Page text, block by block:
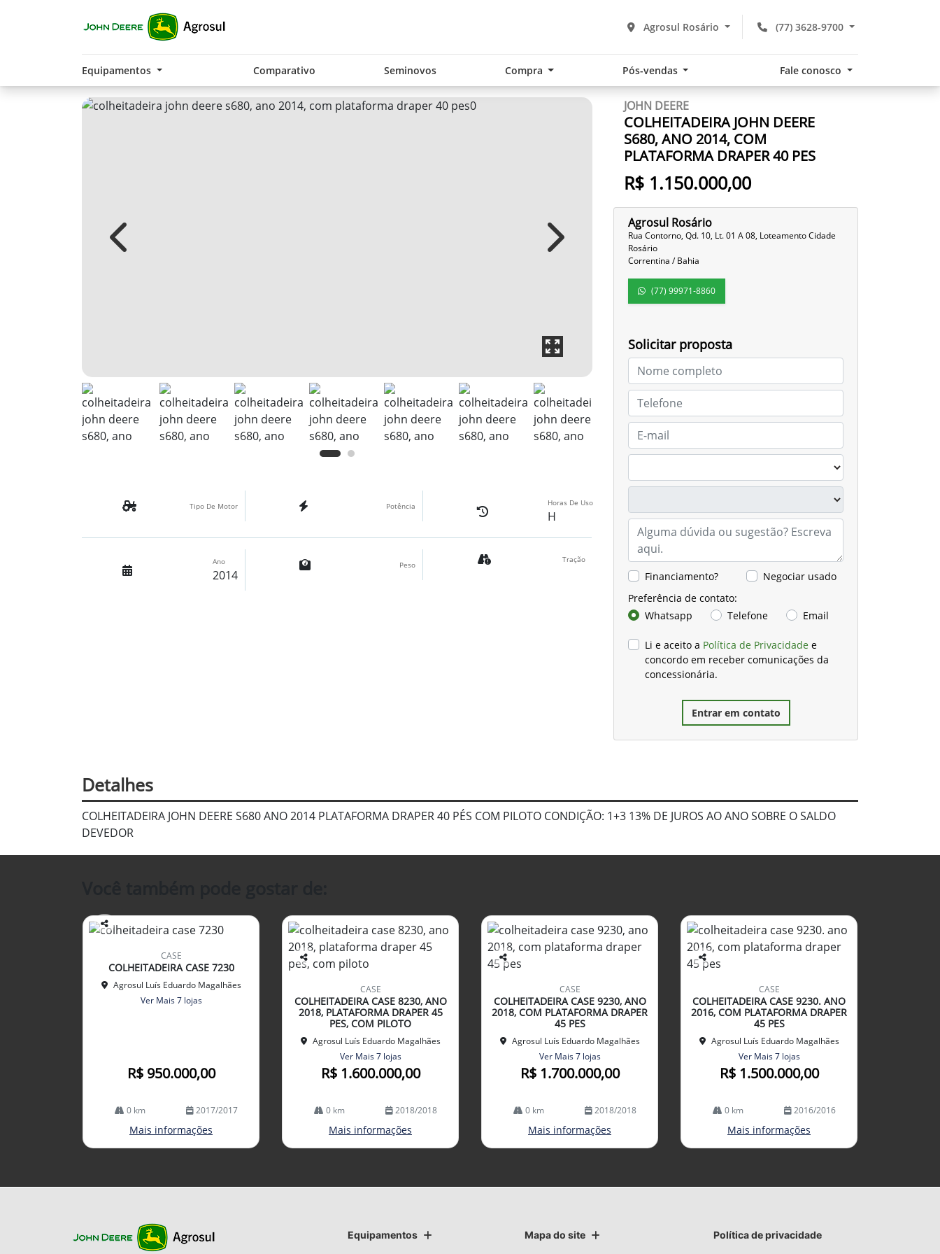
(77) 3628-9700
Agrosul Rosário
Equipamentos Comparativo Seminovos Compra Pós-vendas Fale conosco
JOHN DEERE
COLHEITADEIRA JOHN DEERE
S680, ANO 2014, COM
PLATAFORMA DRAPER 40 PES
R$ 1.150.000,00
Agrosul Rosário
Rua Contorno, Qd. 10, Lt. 01 A 08, Loteamento Cidade
Rosário
Correntina / Bahia
(77) 99971-8860
Solicitar proposta
Financiamento?
Negociar usado
Preferência de contato:
Whatsapp
Telefone Email
Li e aceito a Política de Privacidade e
concordo em receber comunicações da
concessionária.
Entrar em contato
Previous Next
Tipo De Motor Potência Horas De Uso
H
Ano
2014
Peso
Tração
Detalhes
COLHEITADEIRA JOHN DEERE S680 ANO 2014 PLATAFORMA DRAPER 40 PÉS COM PILOTO CONDIÇÃO: 1+3 13% DE JUROS AO ANO SOBRE O SALDO
DEVEDOR
Co
lhe
CASE
COLHEITADEIRA CASE 7230
Agrosul Luís Eduardo Magalhães
Ver Mais 7 lojas
R$ 950.000,00
0 km 2017/2017
Mais informações
Co
arti
lhe
CASE
COLHEITADEIRA CASE 8230, ANO
2018, PLATAFORMA DRAPER 45
PES, COM PILOTO
Agrosul Luís Eduardo Magalhães
Ver Mais 7 lojas
R$ 1.600.000,00
0 km 2018/2018
Mais informações
Co
arti
lhe
CASE
COLHEITADEIRA CASE 9230, ANO
2018, COM PLATAFORMA DRAPER
45 PES
Agrosul Luís Eduardo Magalhães
Ver Mais 7 lojas
R$ 1.700.000,00
0 km 2018/2018
Mais informações
Co
arti
lhe
CASE
COLHEITADEIRA CASE 9230. ANO
2016, COM PLATAFORMA DRAPER
45 PES
Agrosul Luís Eduardo Magalhães
Ver Mais 7 lojas
R$ 1.500.000,00
0 km 2016/2016
Mais informações
Equipamentos Mapa do site Política de privacidade